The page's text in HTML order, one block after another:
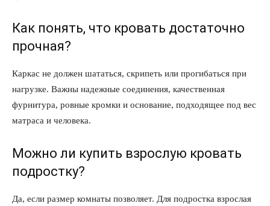
Как понять, что кровать достаточно
прочная?
Каркас не должен шататься, скрипеть или прогибаться при
нагрузке. Важны надежные соединения, качественная
фурнитура, ровные кромки и основание, подходящее под вес
матраса и человека.
Можно ли купить взрослую кровать
подростку?
Да, если размер комнаты позволяет. Для подростка взрослая